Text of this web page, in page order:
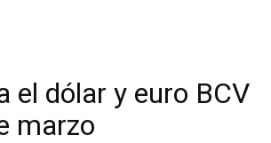
el dólar y euro BCV
marzo